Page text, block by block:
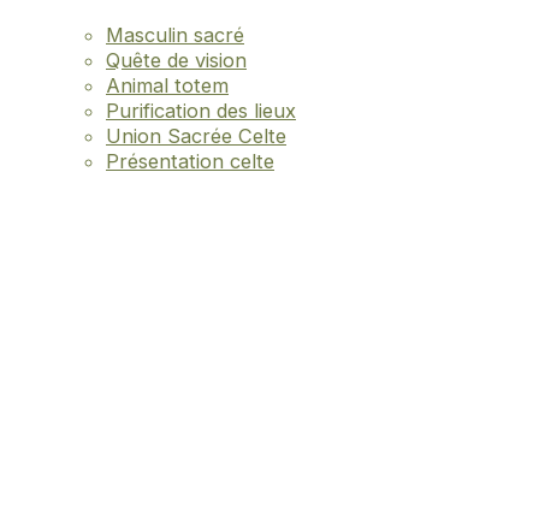
Masculin sacré
Quête de vision
Animal totem
Purification des lieux
Union Sacrée Celte
Présentation celte